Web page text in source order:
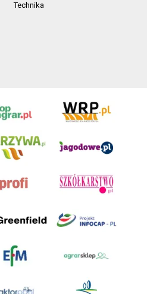
Technika